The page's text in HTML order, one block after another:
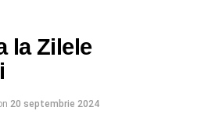
la Zilele
20 septembrie 2024